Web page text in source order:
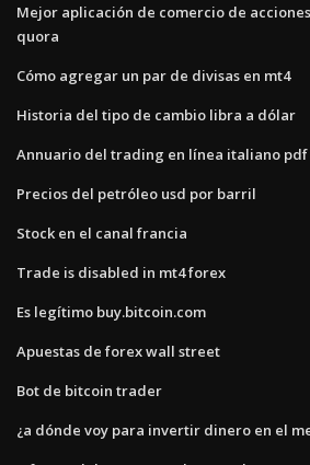
Mejor aplicación de comercio de
quora
Cómo agregar un par de divisas en mt4
Historia del tipo de cambio libra a dólar
Annuario del trading en línea italiano pdf
Precios del petróleo usd por barril
Stock en el canal francia
Trade is disabled in mt4 forex
Es legítimo buy.bitcoin.com
Apuestas de forex wall street
Bot de bitcoin trader
¿a dónde voy para invertir dinero en el